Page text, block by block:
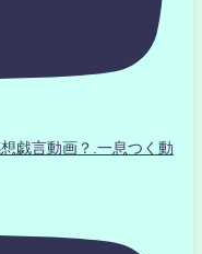
言動画？.一息つく動